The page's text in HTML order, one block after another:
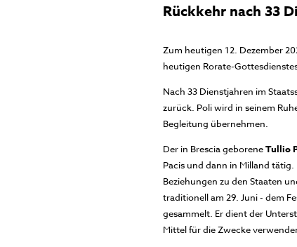
Rückkehr nach 33
Zum heutigen 12. Dezember
heutigen Rorate-
Nach 33 Dienstjahren im
zurück. Poli wird in seinem
Begleitung übernehmen.
Der in Brescia geboreneTullio
Pacis und dann in Milland
Beziehungen zu den Staaten
traditionell am 29. Juni - dem
gesammelt. Er dient der
Mittel für die Zwecke